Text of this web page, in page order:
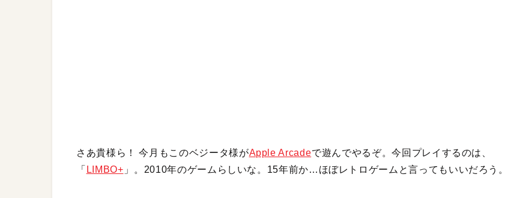
さあ貴様ら！ 今月もこのベジータ様がApple Arcadeで遊んでやるぞ。今回プレイするのは、
「 LIMBO+ 」。2010年のゲームらしいな。15年前か…ほぼレトロゲームと言ってもいいだろう。